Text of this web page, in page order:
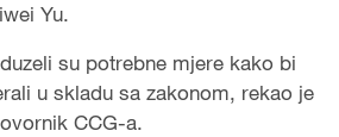
Yu.
su potrebne mjere kako bi
u skladu sa zakonom, rekao je
CCG-a.